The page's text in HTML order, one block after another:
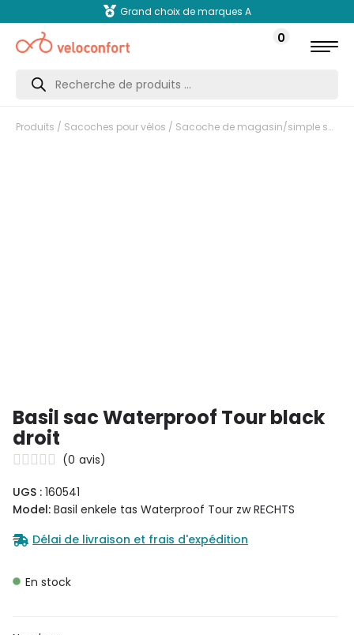
Grand choix de marques A
0
Recherche
produits
Produits / Sacoches pour vélos / Sacoche de magasin/simple sacoche
Basil sac Waterproof Tour black
droit
(0 avis)
UGS : 160541
Model: Basil enkele tas Waterproof Tour zw RECHTS
Délai de livraison et frais d'expédition
En stock